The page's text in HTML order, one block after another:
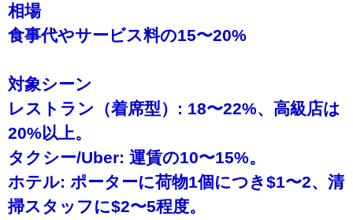
相場
食事代やサービス料の15〜20%
対象シーン
レストラン（着席型）: 18〜22%、高級店は
20%以上。
タクシー/Uber: 運賃の10〜15%。
ホテル: ポーターに荷物1個につき$1〜2、清
掃スタッフに$2〜5程度。